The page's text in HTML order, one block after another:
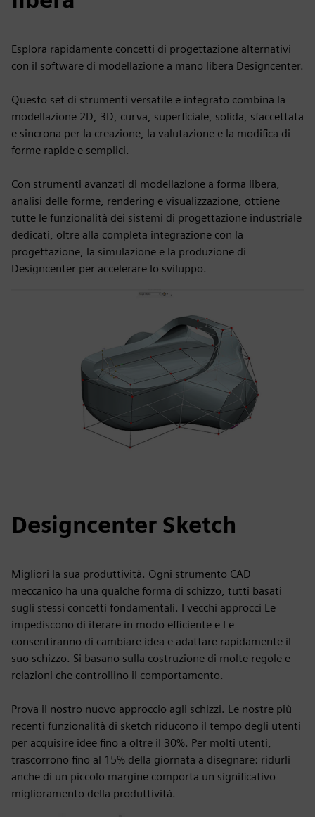
Esplora rapidamente concetti di progettazione alternativi
con il software di modellazione a mano libera Designcenter.
Questo set di strumenti versatile e integrato combina la
modellazione 2D, 3D, curva, superficiale, solida, sfaccettata
e sincrona per la creazione, la valutazione e la modifica di
forme rapide e semplici.
Con strumenti avanzati di modellazione a forma libera,
analisi delle forme, rendering e visualizzazione, ottiene
tutte le funzionalità dei sistemi di progettazione industriale
dedicati, oltre alla completa integrazione con la
progettazione, la simulazione e la produzione di
Designcenter per accelerare lo sviluppo.
Designcenter Sketch
Migliori la sua produttività. Ogni strumento CAD
meccanico ha una qualche forma di schizzo, tutti basati
sugli stessi concetti fondamentali. I vecchi approcci Le
impediscono di iterare in modo efficiente e Le
consentiranno di cambiare idea e adattare rapidamente il
suo schizzo. Si basano sulla costruzione di molte regole e
relazioni che controllino il comportamento.
Prova il nostro nuovo approccio agli schizzi. Le nostre più
recenti funzionalità di sketch riducono il tempo degli utenti
per acquisire idee fino a oltre il 30%. Per molti utenti,
trascorrono fino al 15% della giornata a disegnare: ridurli
anche di un piccolo margine comporta un significativo
miglioramento della produttività.